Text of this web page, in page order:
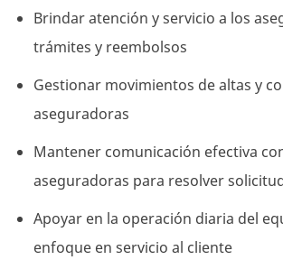
Brindar atención y servicio a los
trámites y reembolsos
Gestionar movimientos de altas y
aseguradoras
Mantener comunicación efectiva
aseguradoras para resolver
Apoyar en la operación diaria del
enfoque en servicio al cliente